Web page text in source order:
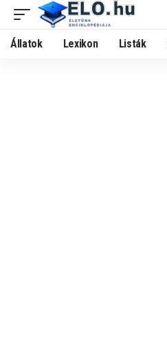
Állatok Lexikon Listák